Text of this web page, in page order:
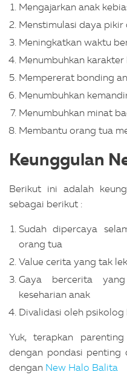
Mengajarkan anak
Menstimulasi daya pikir
Meningkatkan waktu
Menumbuhkan
Mempererat bonding
Menumbuhkan
Menumbuhkan minat
Membantu orang tua
Keunggulan
Berikut ini adalah
sebagai berikut :
Sudah dipercaya
orang tua
Value cerita yang tak
Gaya bercerita
keseharian anak
Divalidasi oleh psikolog
Yuk, terapkan
dengan pondasi penting
dengan New Halo Balita